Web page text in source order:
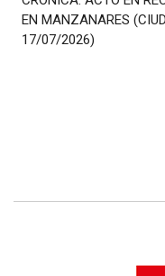
EN MANZANARES
17/07/2026)